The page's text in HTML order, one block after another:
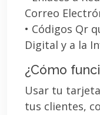
Correo
• Códigos Qr
Digital y a la
¿Cómo
Usar tu
tus clientes,